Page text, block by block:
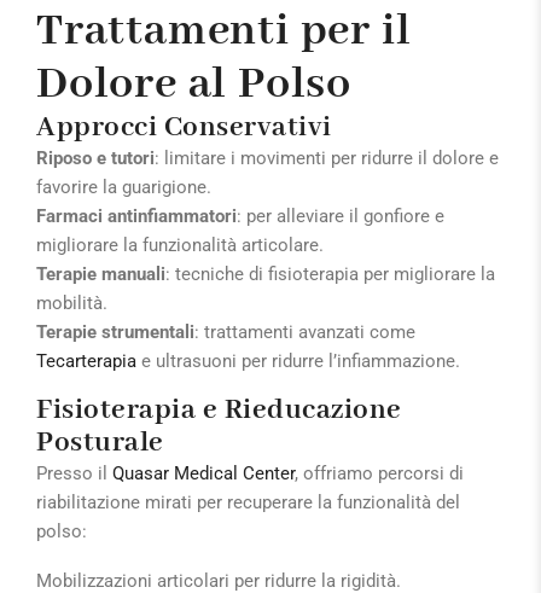
Trattamenti per il
Dolore al Polso
Approcci Conservativi
Riposo e tutori: limitare i movimenti per ridurre il dolore e
favorire la guarigione.
Farmaci antinfiammatori: per alleviare il gonfiore e
migliorare la funzionalità articolare.
Terapie manuali: tecniche di fisioterapia per migliorare la
mobilità.
Terapie strumentali: trattamenti avanzati come
Tecarterapia e ultrasuoni per ridurre l’infiammazione.
Fisioterapia e Rieducazione
Posturale
Presso il Quasar Medical Center, offriamo percorsi di
riabilitazione mirati per recuperare la funzionalità del
polso:
Mobilizzazioni articolari per ridurre la rigidità.